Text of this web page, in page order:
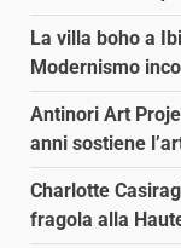
La villa boho a
Modernismo
Antinori Art
anni sostiene
Charlotte
fragola alla